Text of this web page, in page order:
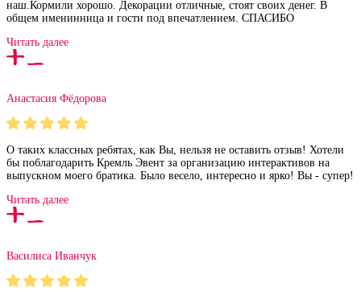
наш.Кормили хорошо. Декорации отличные, стоят своих денег. В
общем именинница и гости под впечатлением. СПАСИБО
Читать далее
Анастасия Фёдорова
О таких классных ребятах, как Вы, нельзя не оставить отзыв! Хотели
бы поблагодарить Кремль Эвент за организацию интерактивов на
выпускном моего братика. Было весело, интересно и ярко! Вы - супер!
Читать далее
Василиса Иванчук